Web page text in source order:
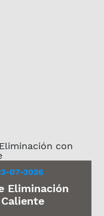
07-2026
Eliminación